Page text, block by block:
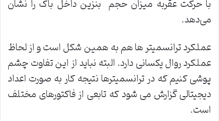
با حرکت عقربه میزان حجم بنزین داخل باک را نشان
می‌دهد.
عملکرد ترانسمیتر ها هم به همین شکل است و از لحاظ
عملکرد روال یکسانی دارد. البته نباید از این تفاوت چشم
پوشی کنیم که در ترانسمیترها نتیجه کار به صورت اعداد
دیجیتالی گزارش می شود که تابعی از فاکتورهای مختلف
است.